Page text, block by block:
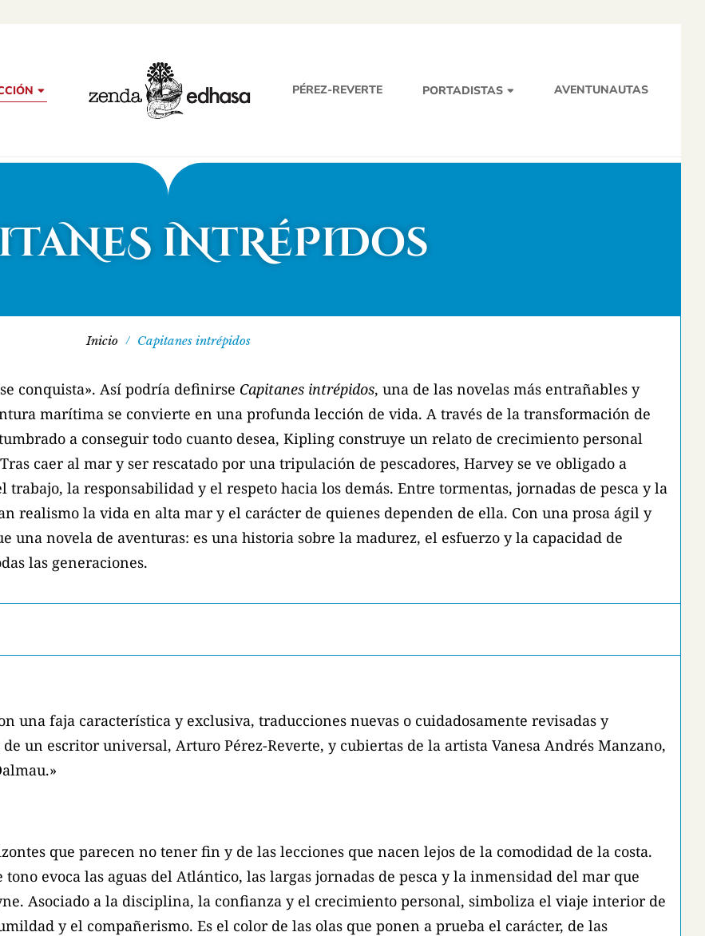
PÉREZ-REVERTE PORTADISTAS AVENTUNAUTAS
iNtRéPiDos
Inicio Capitanes intrépidos
conquista». Así podría definirse Capitanes intrépidos, una de las novelas más entrañables y
marítima se convierte en una profunda lección de vida. A través de la transformación de
a conseguir todo cuanto desea, Kipling construye un relato de crecimiento personal
caer al mar y ser rescatado por una tripulación de pescadores, Harvey se ve obligado a
la responsabilidad y el respeto hacia los demás. Entre tormentas, jornadas de pesca y la
realismo la vida en alta mar y el carácter de quienes dependen de ella. Con una prosa ágil y
una novela de aventuras: es una historia sobre la madurez, el esfuerzo y la capacidad de
las generaciones.
una faja característica y exclusiva, traducciones nuevas o cuidadosamente revisadas y
un escritor universal, Arturo Pérez-Reverte, y cubiertas de la artista Vanesa Andrés Manzano,
que parecen no tener fin y de las lecciones que nacen lejos de la comodidad de la costa.
evoca las aguas del Atlántico, las largas jornadas de pesca y la inmensidad del mar que
Asociado a la disciplina, la confianza y el crecimiento personal, simboliza el viaje interior de
y el compañerismo. Es el color de las olas que ponen a prueba el carácter, de las